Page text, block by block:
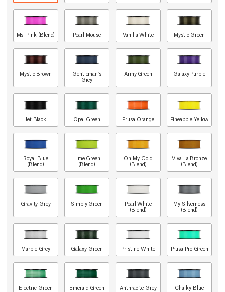
Ms. Pink (Blend) Pearl Mouse Vanilla White Mystic Green
Mystic Brown
Gentleman's
Grey
Army Green Galaxy Purple
Jet Black Opal Green Prusa Orange Pineapple Yellow
Royal Blue
(Blend)
Lime Green
(Blend)
Oh My Gold
(Blend)
Viva La Bronze
(Blend)
Gravity Grey Simply Green
Pearl White
(Blend)
My Silverness
(Blend)
Marble Grey Galaxy Green Pristine White Prusa Pro Green
Electric Green Emerald Green Anthracite Grey Chalky Blue